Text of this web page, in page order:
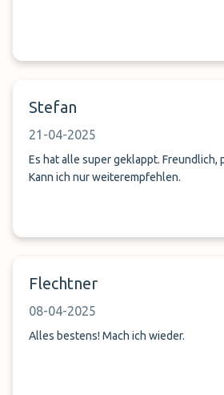
Stefan
21-04-2025
Es hat alle super geklappt. Freundlich,
Kann ich nur weiterempfehlen.
Flechtner
08-04-2025
Alles bestens! Mach ich wieder.